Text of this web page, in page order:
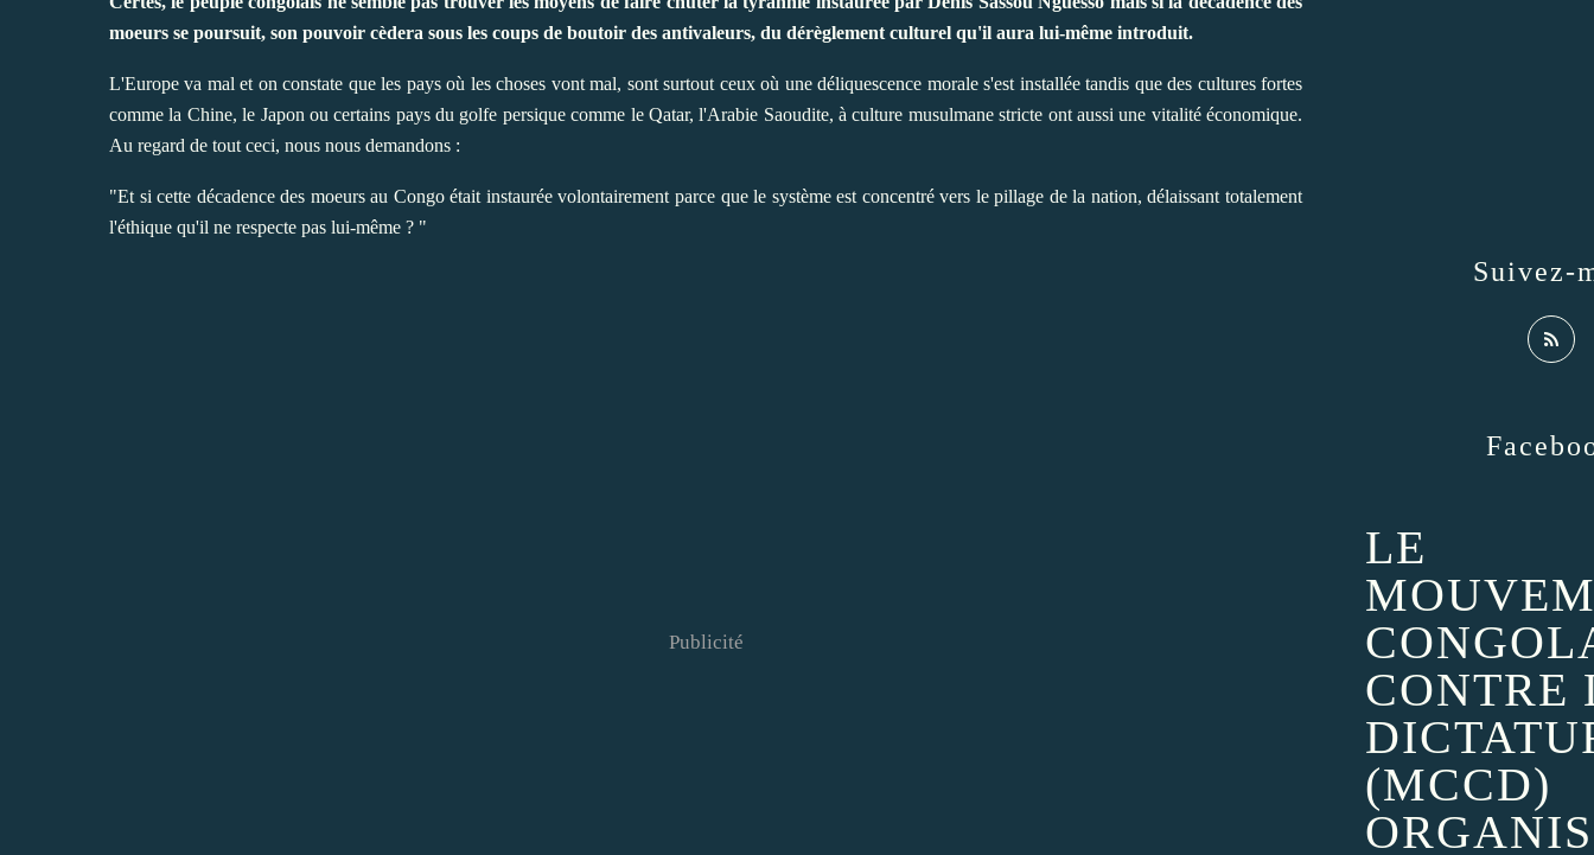
moeurs se poursuit, son pouvoir cèdera sous les coups de boutoir des antivaleurs, du dérèglement culturel qu'il aura lui-même introduit.
L'Europe va mal et on constate que les pays où les choses vont mal, sont surtout ceux où une déliquescence morale s'est installée tandis que des cultures fortes
comme la Chine, le Japon ou certains pays du golfe persique comme le Qatar, l'Arabie Saoudite, à culture musulmane stricte ont aussi une vitalité économique.
Au regard de tout ceci, nous nous demandons :
"Et si cette décadence des moeurs au Congo était instaurée volontairement parce que le système est concentré vers le pillage de la nation, délaissant totalement
l'éthique qu'il ne respecte pas lui-même ? "
Publicité
Suivez-
LE
CONTRE
(MCCD)